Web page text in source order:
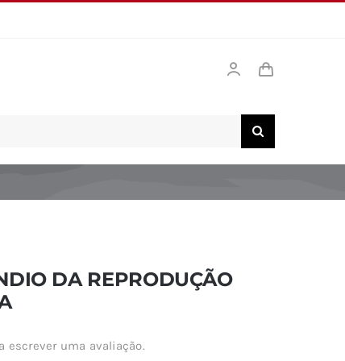
DA REPRODUÇÃO
escrever uma avaliação.